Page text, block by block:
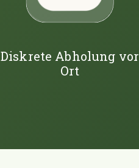
Diskrete Abholung vor
Ort